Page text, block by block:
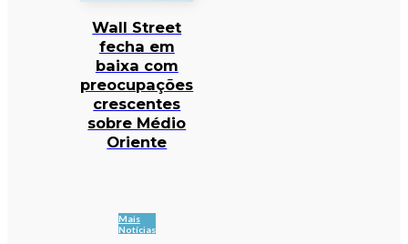
Wall Street
fecha em
baixa com
preocupações
crescentes
sobre Médio
Oriente
Mais
Notícias